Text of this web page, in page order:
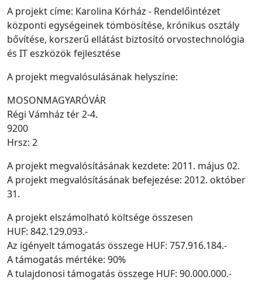
A projekt címe: Karolina Kórház - Rendelőintézet
központi egységeinek tömbösítése, krónikus osztály
bővítése, korszerű ellátást biztosító orvostechnológia
és IT eszközök fejlesztése
A projekt megvalósulásának helyszíne:
MOSONMAGYARÓVÁR
Régi Vámház tér 2-4.
9200
Hrsz: 2
A projekt megvalósításának kezdete: 2011. május 02.
A projekt megvalósításának befejezése: 2012. október
31.
A projekt elszámolható költsége összesen
HUF: 842.129.093.-
Az igényelt támogatás összege HUF: 757.916.184.-
A támogatás mértéke: 90%
A tulajdonosi támogatás összege HUF: 90.000.000.-